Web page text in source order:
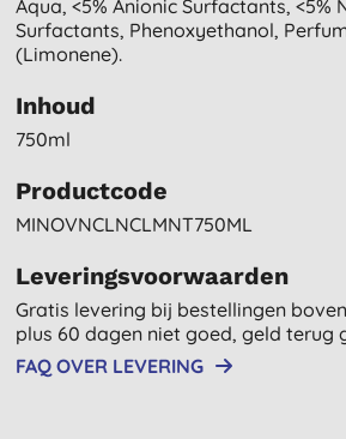
Aqua, <5% Anionic Surfactants, <5%
Surfactants, Phenoxyethanol,
(limonene).
Inhoud
750ml
Productcode
MINOVNCLNCLMNT750ML
Leveringsvoorwaarden
Gratis levering bij bestellingen
plus 60 dagen niet goed, geld terug
FAQ OVER LEVERING